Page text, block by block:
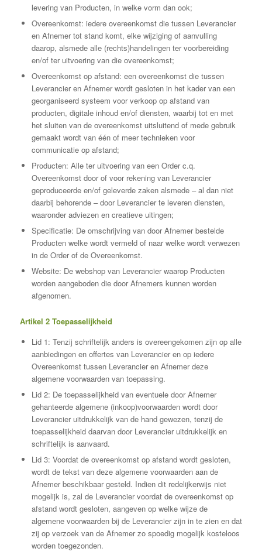
levering van Producten, in welke vorm dan ook;
Overeenkomst: iedere overeenkomst die tussen Leverancier
en Afnemer tot stand komt, elke wijziging of aanvulling
daarop, alsmede alle (rechts)handelingen ter voorbereiding
en/of ter uitvoering van die overeenkomst;
Overeenkomst op afstand: een overeenkomst die tussen
Leverancier en Afnemer wordt gesloten in het kader van een
georganiseerd systeem voor verkoop op afstand van
producten, digitale inhoud en/of diensten, waarbij tot en met
het sluiten van de overeenkomst uitsluitend of mede gebruik
gemaakt wordt van één of meer technieken voor
communicatie op afstand;
Producten: Alle ter uitvoering van een Order c.q.
Overeenkomst door of voor rekening van Leverancier
geproduceerde en/of geleverde zaken alsmede – al dan niet
daarbij behorende – door Leverancier te leveren diensten,
waaronder adviezen en creatieve uitingen;
Specificatie: De omschrijving van door Afnemer bestelde
Producten welke wordt vermeld of naar welke wordt verwezen
in de Order of de Overeenkomst.
Website: De webshop van Leverancier waarop Producten
worden aangeboden die door Afnemers kunnen worden
afgenomen.
Artikel 2 Toepasselijkheid
Lid 1: Tenzij schriftelijk anders is overeengekomen zijn op alle
aanbiedingen en offertes van Leverancier en op iedere
Overeenkomst tussen Leverancier en Afnemer deze
algemene voorwaarden van toepassing.
Lid 2: De toepasselijkheid van eventuele door Afnemer
gehanteerde algemene (inkoop)voorwaarden wordt door
Leverancier uitdrukkelijk van de hand gewezen, tenzij de
toepasselijkheid daarvan door Leverancier uitdrukkelijk en
schriftelijk is aanvaard.
Lid 3: Voordat de overeenkomst op afstand wordt gesloten,
wordt de tekst van deze algemene voorwaarden aan de
Afnemer beschikbaar gesteld. Indien dit redelijkerwijs niet
mogelijk is, zal de Leverancier voordat de overeenkomst op
afstand wordt gesloten, aangeven op welke wijze de
algemene voorwaarden bij de Leverancier zijn in te zien en dat
zij op verzoek van de Afnemer zo spoedig mogelijk kosteloos
worden toegezonden.